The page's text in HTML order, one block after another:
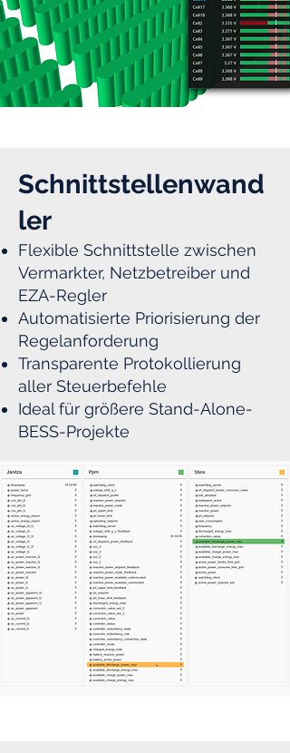
Schnittstellenwand
ler
Flexible Schnittstelle zwischen
Vermarkter, Netzbetreiber und
EZA-Regler
Automatisierte Priorisierung der
Regelanforderung
Transparente Protokollierung
aller Steuerbefehle
Ideal für größere Stand-Alone-
BESS-Projekte